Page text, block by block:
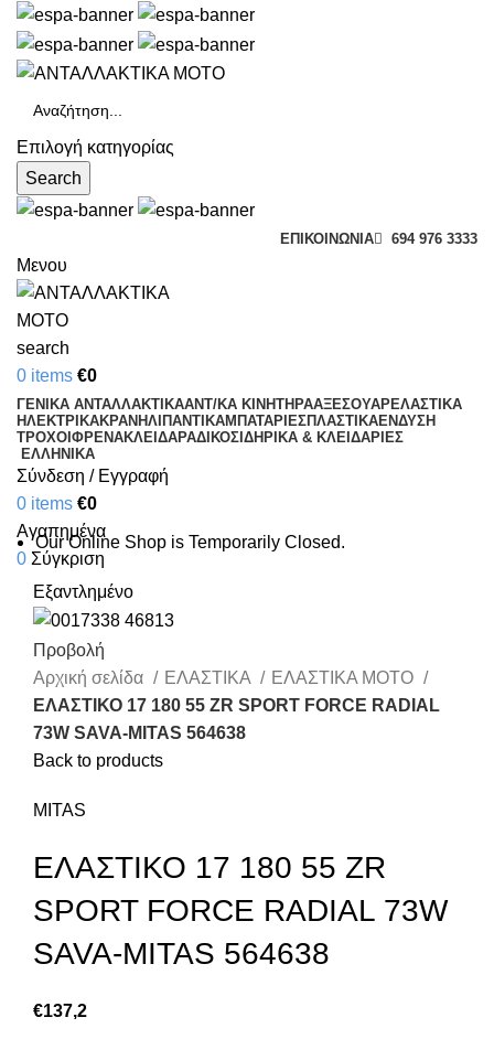
Επιλογή κατηγορίας
Search
ΕΠΙΚΟΙΝΩΝΊΑ 694 976 3333
Μενου
search
0 items €0
ΓΕΝΙΚΑ ΑΝΤΑΛΛΑΚΤΙΚΑΑΝΤ/ΚΑ ΚΙΝΗΤΗΡΑΑΞΕΣΟΥΑΡΕΛΑΣΤΙΚΑ
ΗΛΕΚΤΡΙΚΑΚΡΑΝΗΛΙΠΑΝΤΙΚΑΜΠΑΤΑΡΙΕΣΠΛΑΣΤΙΚΑΕΝΔΥΣΗ
ΤΡΟΧΟΙ ΦΡΕΝΑΚΛΕΙΔΑΡΑΔΙΚΟΣΙΔΗΡΙΚΑ & ΚΛΕΙΔΑΡΙΕΣ
ΕΛΛΗΝΙΚΆ
Σύνδεση / Εγγραφή
0 items €0
Αγαπημένα
0 Σύγκριση
Our Online Shop is Temporarily Closed.
Εξαντλημένο
Προβολή
Αρχική σελίδα
ΕΛΑΣΤΙΚΑ
ΕΛΑΣΤΙΚΑ ΜΟΤΟ
ΕΛΑΣΤΙΚΟ 17 180 55 ZR SPORT FORCE RADIAL
73W SAVA-MITAS 564638
Back to products
MITAS
ΕΛΑΣΤΙΚΟ 17 180 55 ZR
SPORT FORCE RADIAL 73W
SAVA-MITAS 564638
€137,2